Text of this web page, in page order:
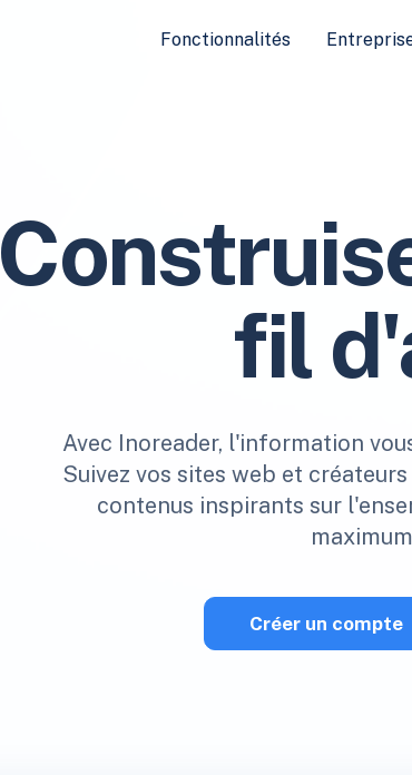
Fonctionnalités
fil
Avec Inoreader, l'information
Suivez vos sites web et
contenus inspirants sur
Créer un compte